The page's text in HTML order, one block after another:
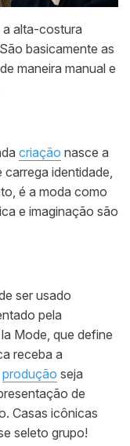
a alta-costura
basicamente as
maneira manual e
criação nasce a
identidade,
é a moda como
e imaginação são
ser usado
pela
Mode, que define
receba a
produção seja
de
Casas icônicas
seleto grupo!